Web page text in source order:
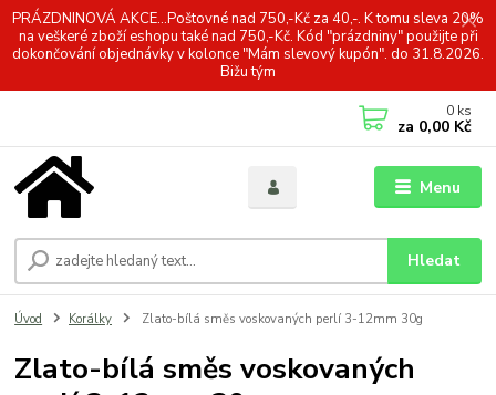
PRÁZDNINOVÁ AKCE...Poštovné nad 750,-Kč za 40,-. K tomu sleva 20%
na veškeré zboží eshopu také nad 750,-Kč. Kód "prázdniny" použijte při
dokončování objednávky v kolonce "Mám slevový kupón". do 31.8.2026.
Bižu tým
Menu
Hledat
0 ks
za 0,00 Kč
Úvod Korálky Zlato-bílá směs voskovaných perlí 3-12mm 30g
Zlato-bílá směs voskovaných